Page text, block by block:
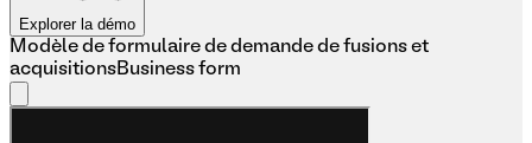
Explorer la démo
Modèle de formulaire de demande de fusions et
acquisitions Business form